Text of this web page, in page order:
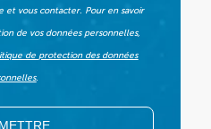
et vous contacter. Pour en savoir
de vos données personnelles,
de protection des données
.